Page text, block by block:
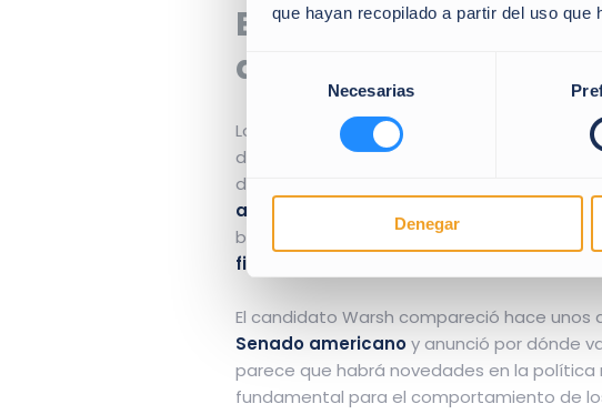
que hayan recopilado a partir del uso que
Selección
consentimiento
Necesarias
Denegar
El nombramiento del
de la Reserva Federal
Los mercados financieros estarán atentos
dirigente de la Fed, previsiblemente Kevin
de acabar el mes de abril, podrá
a la presión política
banco central paracombatir la inflación
financiera
El candidato Warsh compareció hace unos
Senado americanoy anunció por dónde
parece que habrá novedades en la
fundamental para el comportamiento de